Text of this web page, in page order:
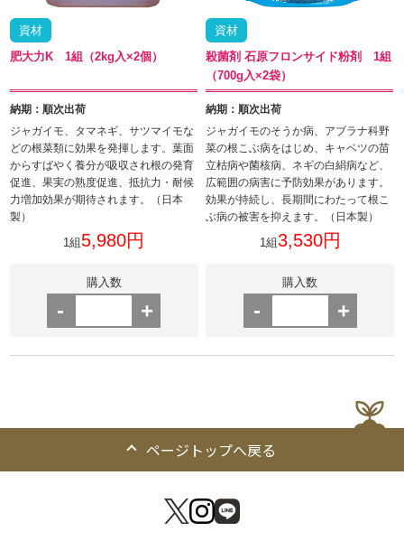
資材
肥大力K 1組（2kg入×2個）
納期：順次出荷
ジャガイモ、タマネギ、サツマイモな
どの根菜類に効果を発揮します。葉面
からすばやく養分が吸収され根の発育
促進、果実の熟度促進、抵抗力・耐候
力増加効果が期待されます。（日本
製）
1組 5,980円
購入数
- +
資材
殺菌剤 石原フロンサイド粉剤 1組
（700g入×2袋）
納期：順次出荷
ジャガイモのそうか病、アブラナ科野
菜の根こぶ病をはじめ、キャベツの苗
立枯病や菌核病、ネギの白絹病など、
広範囲の病害に予防効果があります。
効果が持続し、長期間にわたって根こ
ぶ病の被害を抑えます。（日本製）
1組3,530円
購入数
- +
ページトップへ戻る